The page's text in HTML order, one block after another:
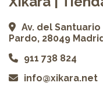
Av. del
Pardo, 28049
911 738 824
info@xikara.net